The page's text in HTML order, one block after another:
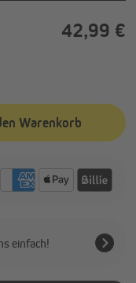
42,99 €
Wert ein oder
Warenkorb
einfach!